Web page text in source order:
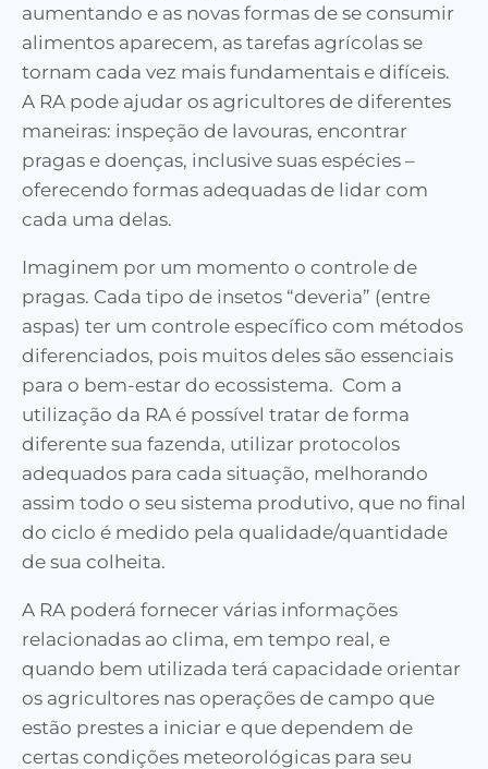
aumentando e as novas formas de se consumir
alimentos aparecem, as tarefas agrícolas se
tornam cada vez mais fundamentais e difíceis.
A RA pode ajudar os agricultores de diferentes
maneiras: inspeção de lavouras, encontrar
pragas e doenças, inclusive suas espécies –
oferecendo formas adequadas de lidar com
cada uma delas.
Imaginem por um momento o controle de
pragas. Cada tipo de insetos “deveria” (entre
aspas) ter um controle específico com métodos
diferenciados, pois muitos deles são essenciais
para o bem-estar do ecossistema. Com a
utilização da RA é possível tratar de forma
diferente sua fazenda, utilizar protocolos
adequados para cada situação, melhorando
assim todo o seu sistema produtivo, que no final
do ciclo é medido pela qualidade/quantidade
de sua colheita.
A RA poderá fornecer várias informações
relacionadas ao clima, em tempo real, e
quando bem utilizada terá capacidade orientar
os agricultores nas operações de campo que
estão prestes a iniciar e que dependem de
certas condições meteorológicas para seu